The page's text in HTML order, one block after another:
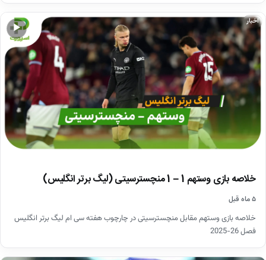
▶
اخبار
خلاصه بازی وستهم 1 – 1 منچسترسیتی (لیگ برتر انگلیس)
۵ ماه قبل
خلاصه بازی وستهم مقابل منچسترسیتی در چارچوب هفته سی ام لیگ برتر انگلیس
فصل 26-2025